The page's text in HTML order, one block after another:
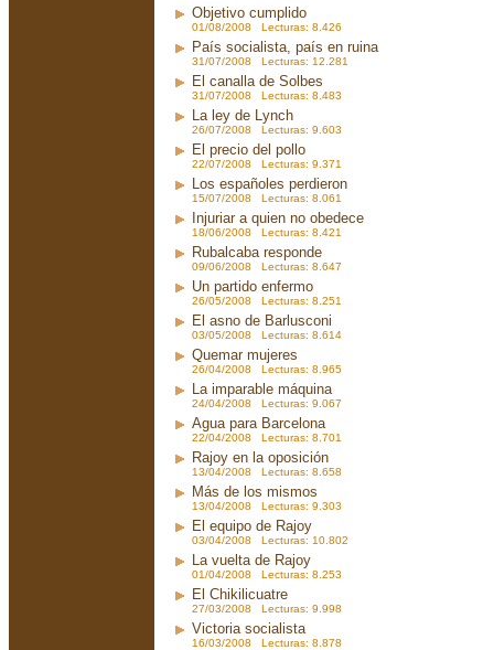
Objetivo cumplido
01/08/2008 Lecturas: 8.426
País socialista, país en ruina
31/07/2008 Lecturas: 12.281
El canalla de Solbes
31/07/2008 Lecturas: 8.483
La ley de Lynch
26/07/2008 Lecturas: 9.603
El precio del pollo
22/07/2008 Lecturas: 9.371
Los españoles perdieron
15/07/2008 Lecturas: 8.061
Injuriar a quien no obedece
18/06/2008 Lecturas: 8.421
Rubalcaba responde
09/06/2008 Lecturas: 8.647
Un partido enfermo
26/05/2008 Lecturas: 8.251
El asno de Barlusconi
03/05/2008 Lecturas: 8.614
Quemar mujeres
26/04/2008 Lecturas: 8.965
La imparable máquina
24/04/2008 Lecturas: 9.067
Agua para Barcelona
22/04/2008 Lecturas: 8.701
Rajoy en la oposición
13/04/2008 Lecturas: 8.658
Más de los mismos
13/04/2008 Lecturas: 9.303
El equipo de Rajoy
03/04/2008 Lecturas: 10.802
La vuelta de Rajoy
01/04/2008 Lecturas: 8.253
El Chikilicuatre
27/03/2008 Lecturas: 9.998
Victoria socialista
16/03/2008 Lecturas: 8.878